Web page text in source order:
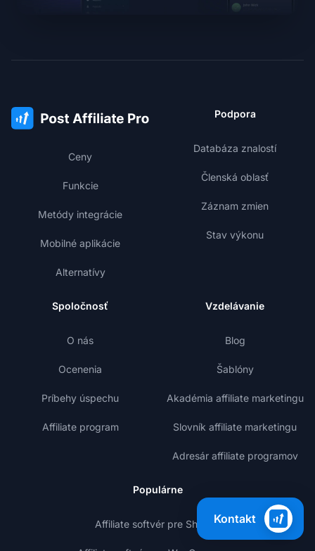
Ceny
Funkcie
Metódy integrácie
Mobilné aplikácie
Alternatívy
Podpora
Databáza znalostí
Členská oblasť
Záznam zmien
Stav výkonu
Spoločnosť
O nás
Ocenenia
Príbehy úspechu
Affiliate program
Vzdelávanie
Blog
Šablóny
Akadémia affiliate marketingu
Slovník affiliate marketingu
Adresár affiliate programov
Populárne
Affiliate softvér pre ShopifyKontakt